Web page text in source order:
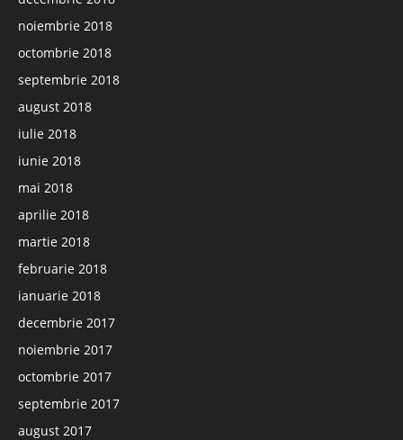
noiembrie 2018
octombrie 2018
septembrie 2018
august 2018
iulie 2018
iunie 2018
mai 2018
aprilie 2018
martie 2018
februarie 2018
ianuarie 2018
decembrie 2017
noiembrie 2017
octombrie 2017
septembrie 2017
august 2017